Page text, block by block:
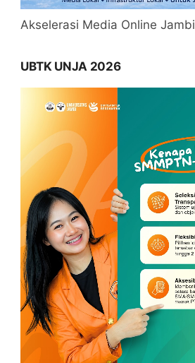
Akselerasi Media Online Jambi
UBTK UNJA 2026